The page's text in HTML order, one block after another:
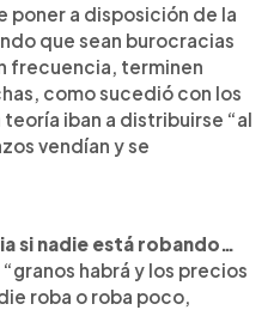
poner a disposición de la
que sean burocracias
frecuencia, terminen
como sucedió con los
iban a distribuirse “al
vendían y se
si nadie está robando…
habrá y los precios
roba o roba poco,